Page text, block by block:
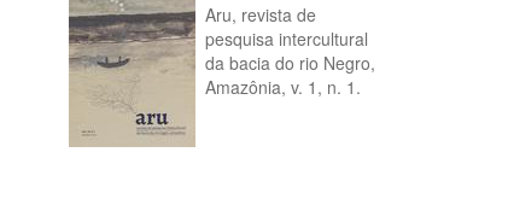
Aru, revista de
pesquisa intercultural
da bacia do rio Negro,
Amazônia, v. 1, n. 1.